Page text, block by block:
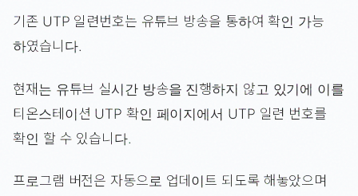
기존 UTP 일련번호는 유튜브 방송을 통하여 확인 가능
하였습니다.
현재는 유튜브 실시간 방송을 진행하지 않고 있기에 이를
티온스테이션 UTP 확인 페이지에서 UTP 일련 번호를
확인 할 수 있습니다.
프로그램 버전은 자동으로 업데이트 되도록 해놓았으며